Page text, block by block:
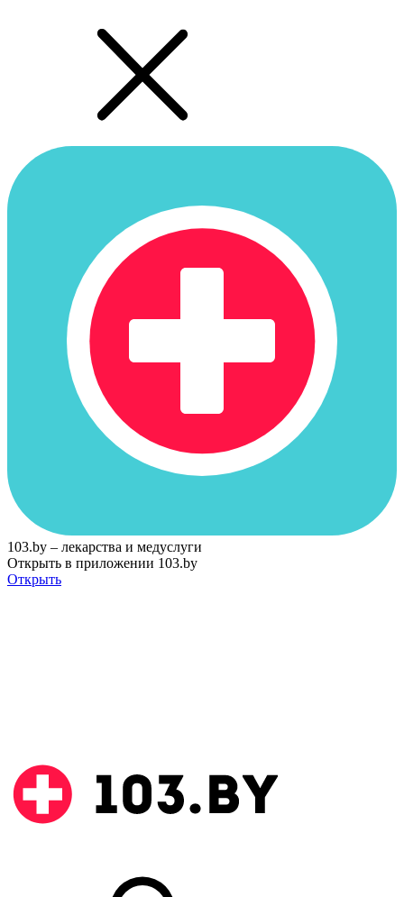
103.by – лекарства и медуслуги
Открыть в приложении 103.by
Открыть